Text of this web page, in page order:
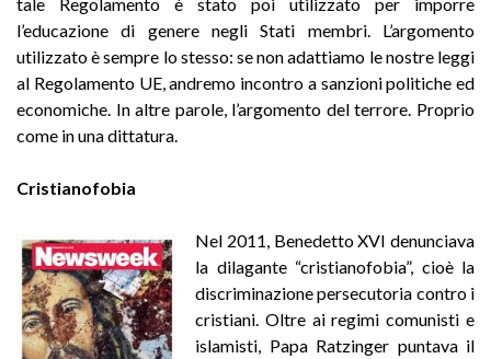
l’educazione di genere negli Stati membri. L’argomento
utilizzato è sempre lo stesso: se non adattiamo le nostre leggi
al Regolamento UE, andremo incontro a sanzioni politiche ed
economiche. In altre parole, l’argomento del terrore. Proprio
come in una dittatura.
Cristianofobia
Nel 2011, Benedetto XVI denunciava
la dilagante “cristianofobia”, cioè la
discriminazione persecutoria contro i
cristiani. Oltre ai regimi comunisti e
islamisti, Papa Ratzinger puntava il